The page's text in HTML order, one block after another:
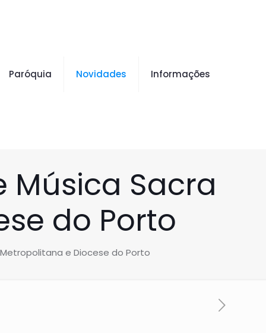
Paróquia Novidades Informações
Música Sacra
do Porto
e Diocese do Porto